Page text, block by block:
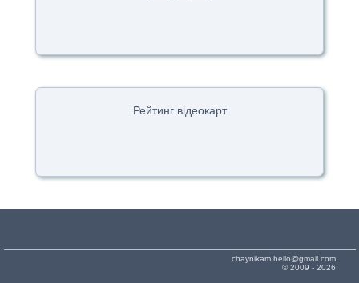
Рейтинг відеокарт
chaynikam.hello@gmail.com
© 2009 - 2026